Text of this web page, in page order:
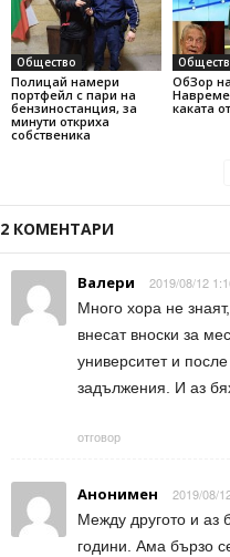
Общество
Полицай намери
портфейл с пари на
бензиностанция, за
минути откриха
собственика
ОбЗор
Навреме
каката
2 КОМЕНТАРИ
Валери
2019/08/12
Много хора не
внесат вноски за
университет и
задължения. И аз
отговор
Анонимен
2019/08/
Между другото и аз
години. Ама бързо